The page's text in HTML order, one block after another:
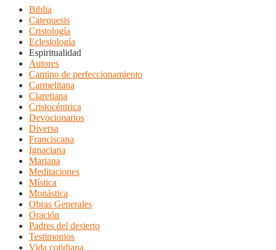
Biblia
Catequesis
Cristología
Eclesiología
Espiritualidad
Autores
Camino de perfeccionamiento
Carmelitana
Claretiana
Cristocéntrica
Devocionarios
Diversa
Franciscana
Ignaciana
Mariana
Meditaciones
Mística
Monástica
Obras Generales
Oración
Padres del desierto
Testimonios
Vida cotidiana